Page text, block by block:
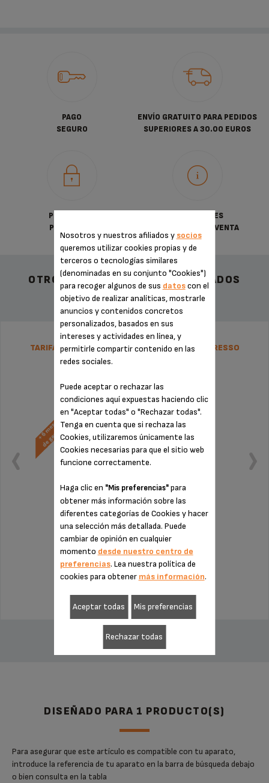
PAGO
SEGURO
ENVÍO GRATUITO PARA PEDIDOS
SUPERIORES A 30.00 EUROS
POLÍTICA DE
PRIVACIDAD
CONDICIONES
GENERALES DE VENTA
OTROS ACCESORIOS RECOMENDADOS
TARIFA PLANA DE REPARACIÓN CAFETERA ESPRESSO
Sin factura ni sorpresas
¡Extensión de la garantía de 6 meses!
66,99 €
AÑADIR A LA CESTA
DISEÑADO PARA 1 PRODUCTO(S)
Para asegurar que este artículo es compatible con tu aparato,
introduce la referencia de tu aparato en la barra de búsqueda debajo
o bien consulta en la tabla
Nosotros y nuestros afiliados y socios
queremos utilizar cookies propias y de
terceros o tecnologías similares
(denominadas en su conjunto "Cookies")
para recoger algunos de sus datoscon el
objetivo de realizar analíticas, mostrarle
anuncios y contenidos concretos
personalizados, basados en sus
intereses y actividades en línea, y
permitirle compartir contenido en las
redes sociales.
Puede aceptar o rechazar las
condiciones aquí expuestas haciendo clic
en "Aceptar todas" o "Rechazar todas".
Tenga en cuenta que si rechaza las
Cookies, utilizaremos únicamente las
Cookies necesarias para que el sitio web
funcione correctamente.
Haga clic en "Mis preferencias"para
obtener más información sobre las
diferentes categorías de Cookies y hacer
una selección más detallada. Puede
cambiar de opinión en cualquier
momento desde nuestro centro de
preferencias. Lea nuestra política de
cookies para obtener más información.
Aceptar todas Mis preferencias
Rechazar todas